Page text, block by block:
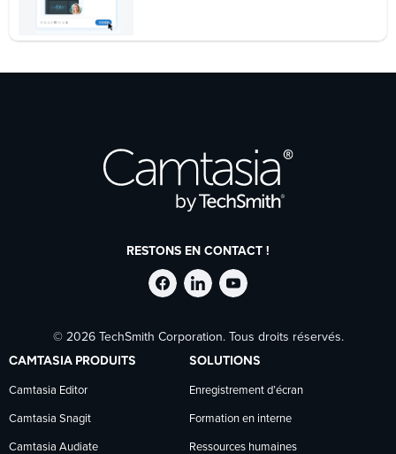
RESTONS EN CONTACT !
Suivre
TechSmith
sur
Facebook
Suivre
TechSmith
sur
LinkedIn
Suivre
TechSmith
sur
YouTube
© 2026 TechSmith Corporation. Tous droits réservés.
CAMTASIA PRODUITS
Camtasia Editor
Camtasia Snagit
Camtasia Audiate
SOLUTIONS
Enregistrement d’écran
Formation en interne
Ressources humaines